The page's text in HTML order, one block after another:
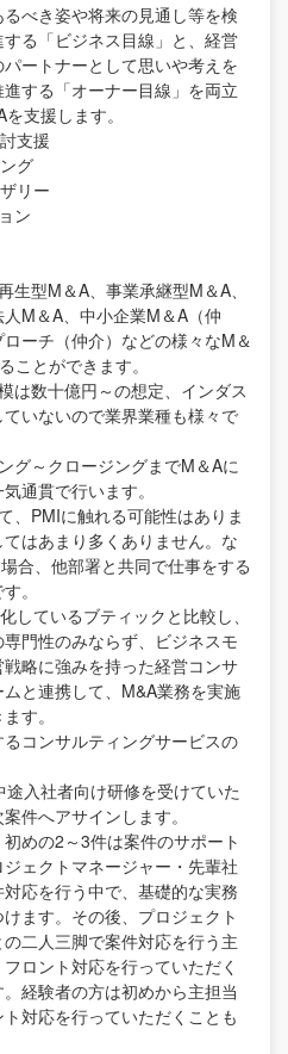
べき姿や将来の見通し等を検
る「ビジネス目線」と、経営
ートナーとして思いや考えを
する「オーナー目線」を両立
支援します。
支援
グ
リー
ン
生型M＆A、事業承継型M＆A、
M＆A、中小企業M＆A（仲
ーチ（仲介）などの様々なM＆
ことができます。
は数十億円～の想定、インダス
ていないので業界業種も様々で
グ～クロージングまでM＆Aに
通貫で行います。
、PMIに触れる可能性はありま
はあまり多くありません。な
合、他部署と共同で仕事をする
。
しているブティックと比較し、
門性のみならず、ビジネスモ
略に強みを持った経営コンサ
と連携して、M&A業務を実施
す。
るコンサルティングサービスの
入社者向け研修を受けていた
件へアサインします。
めの2～3件は案件のサポート
ェクトマネージャー・先輩社
応を行う中で、基礎的な実務
ます。その後、プロジェクト
二人三脚で案件対応を行う主
ロント対応を行っていただく
経験者の方は初めから主担当
対応を行っていただくことも